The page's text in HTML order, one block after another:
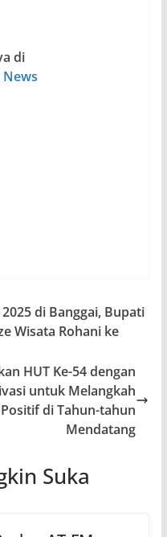
di
News
di Banggai, Bupati
Wisata Rohani ke
HUT Ke-54 dengan
untuk Melangkah
di Tahun-tahun
Mendatang
Suka